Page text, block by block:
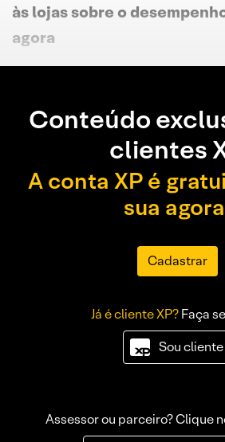
às lojas sobre o
agora
Conteúdo
clientes
A conta XP é
sua
Cadastrar
Já é cliente XP?Faça
Sou cliente
Assessor ou parceiro? Clique